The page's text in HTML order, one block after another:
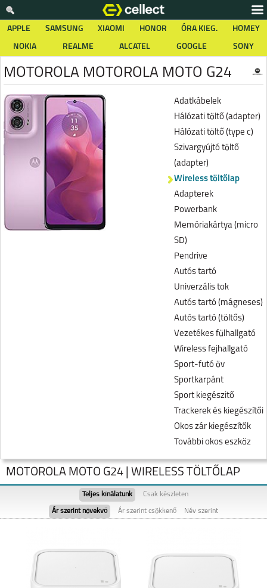
APPLE SAMSUNG XIAOMI HONOR ÓRA KIEG.
HOMEY
NOKIA
REALME ALCATEL GOOGLE SONY
MOTOROLA MOTOROLA MOTO G24
Adatkábelek
Hálózati töltő (adapter)
Hálózati töltő (type c)
Szivargyújtó töltő
(adapter)
Wireless töltőlap
Adapterek
Powerbank
Memóriakártya (micro
SD)
Pendrive
Autós tartó
Univerzális tok
Autós tartó (mágneses)
Autós tartó (töltős)
Vezetékes fülhallgató
Wireless fejhallgató
Sport-futó öv
Sportkarpánt
Sport kiegészitő
Trackerek és kiegészítői
Okos zár kiegészítők
További okos eszköz
MOTOROLA EDGE 50
FUSION 5G
MOTO G05
MOTOROLA MOTO G24 | WIRELESS TÖLTŐLAP
Teljes kínálatunk Csak készleten
Ár szerint növekvő Ár szerint csökkenő Név szerint